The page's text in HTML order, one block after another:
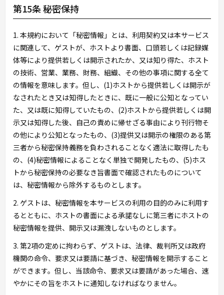
第15条 秘密保持
1. 本規約において「秘密情報」とは、利用契約又は本サービス
に関連して、ゲストが、ホストより書面、口頭若しくは記録媒
体等により提供若しくは開示されたか、又は知り得た、ホスト
の技術、営業、業務、財務、組織、その他の事項に関する全て
の情報を意味します。但し、(1)ホストから提供若しくは開示が
なされたとき又は知得したときに、既に一般に公知となってい
た、又は既に知得していたもの、(2)ホストから提供若しくは開
示又は知得した後、自己の責めに帰せざる事由により刊行物そ
の他により公知となったもの、(3)提供又は開示の権限のある第
三者から秘密保持義務を負わされることなく適法に取得したも
の、(4)秘密情報によることなく単独で開発したもの、(5)ホス
トから秘密保持の必要なき旨書面で確認されたものについて
は、秘密情報から除外するものとします。
2. ゲストは、秘密情報を本サービスの利用の目的のみに利用す
るとともに、ホストの書面による承諾なしに第三者にホストの
秘密情報を提供、開示又は漏洩しないものとします。
3. 第2項の定めに拘わらず、ゲストは、法律、裁判所又は政府
機関の命令、要求又は要請に基づき、秘密情報を開示すること
ができます。但し、当該命令、要求又は要請があった場合、速
やかにその旨をホストに通知しなければなりません。